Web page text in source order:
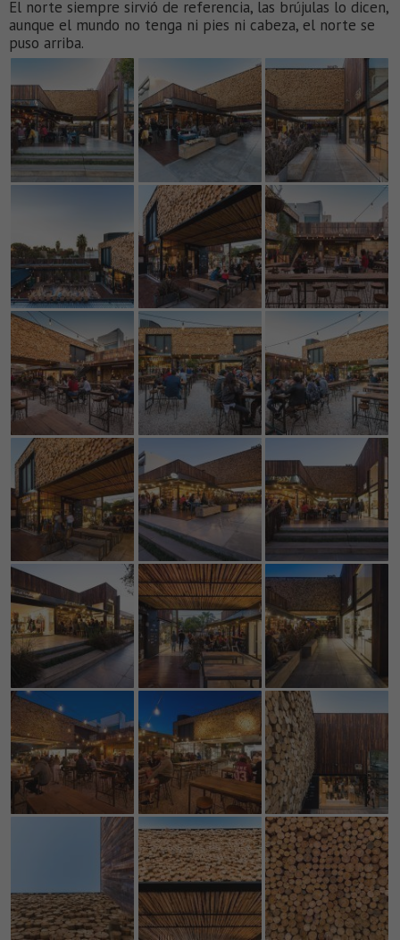
El norte siempre sirvió de referencia, las brújulas lo dicen,
aunque el mundo no tenga ni pies ni cabeza, el norte se
puso arriba.